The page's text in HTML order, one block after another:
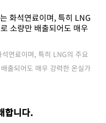
연료이며, 특히 LNG의 주요
출되어도 매우 강력한 온실가
합니다.